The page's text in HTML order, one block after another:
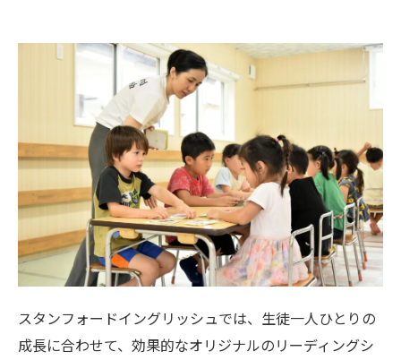
スタンフォードイングリッシュでは、生徒一人ひとりの
成長に合わせて、効果的なオリジナルのリーディングシ